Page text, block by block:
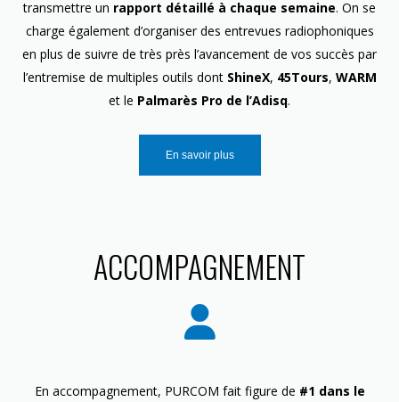
transmettre un rapport détaillé à chaque semaine. On se
charge également d’organiser des entrevues radiophoniques
en plus de suivre de très près l’avancement de vos succès par
l’entremise de multiples outils dont ShineX, 45Tours, WARM
et le Palmarès Pro de l’Adisq.
En savoir plus
ACCOMPAGNEMENT
En accompagnement, PURCOM fait figure de #1 dans le